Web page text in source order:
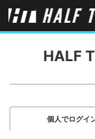
HALF
個人でログイ